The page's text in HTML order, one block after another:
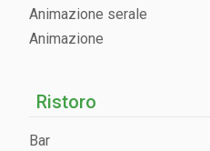
Animazione serale
Animazione
Ristoro
Bar